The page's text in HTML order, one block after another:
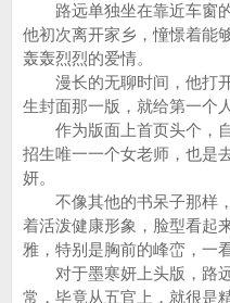
路远单独坐在靠近车窗的
他初次离开家乡，憧憬着能
轰轰烈烈的爱情。
漫长的无聊时间，他打开
生封面那一版，就给第一个
作为版面上首页头个，自
招生唯一一个女老师，也是
妍。
不像其他的书呆子那样，
着活泼健康形象，脸型看起
雅，特别是胸前的峰峦，一
对于墨寒妍上头版，路远
常，毕竟从五官上，就很是